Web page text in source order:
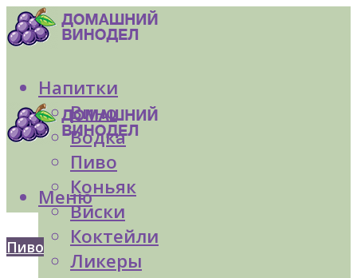
Напитки
Вино
Водка
Пиво
Коньяк
Виски
Коктейли
Ликеры
Меню
Пиво